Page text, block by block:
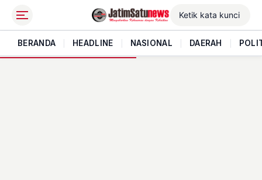
BERANDA HEADLINE NASIONAL DAERAH